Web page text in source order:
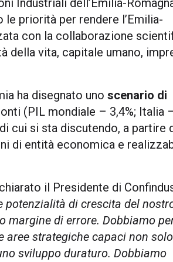
Industriali dell’Emilia-
le priorità per rendere l’Emilia-
con la collaborazione
della vita, capitale umano,
ha disegnato uno scenario di
(PIL mondiale – 3,4%; Italia
cui si sta discutendo, a partire
di entità economica e
il Presidente di
potenzialità di crescita del
margine di errore. Dobbiamo
aree strategiche capaci non
sviluppo duraturo. Dobbiamo